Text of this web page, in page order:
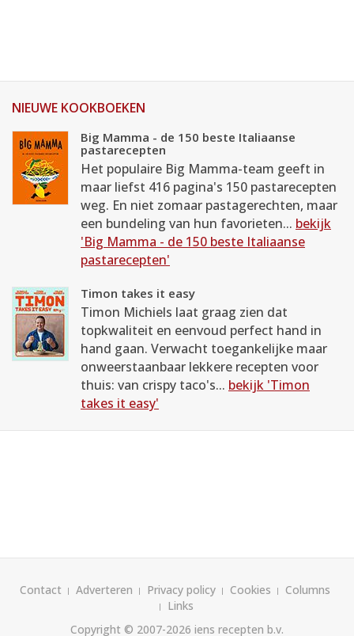
NIEUWE KOOKBOEKEN
Big Mamma - de 150 beste Italiaanse
pastarecepten
Het populaire Big Mamma-team geeft in
maar liefst 416 pagina's 150 pastarecepten
weg. En niet zomaar pastagerechten, maar
een bundeling van hun favorieten... bekijk
'Big Mamma - de 150 beste Italiaanse
pastarecepten'
Timon takes it easy
Timon Michiels laat graag zien dat
topkwaliteit en eenvoud perfect hand in
hand gaan. Verwacht toegankelijke maar
onweerstaanbaar lekkere recepten voor
thuis: van crispy taco's... bekijk 'Timon
takes it easy'
Contact Adverteren Privacy policy Cookies
Columns
Links
Copyright © 2007-2026 iens recepten b.v.